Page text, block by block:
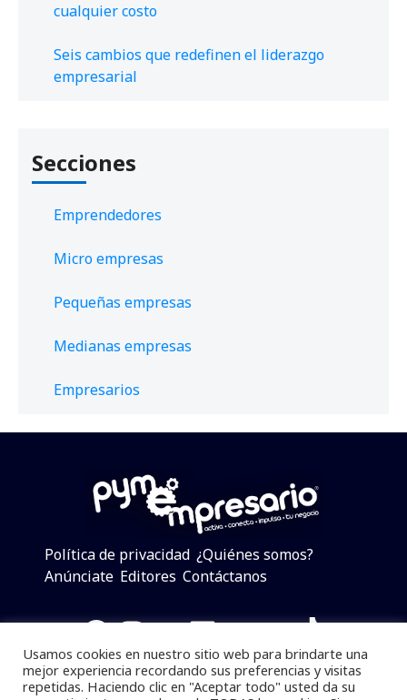
cualquier costo
Seis cambios que redefinen el liderazgo
empresarial
Secciones
Emprendedores
Micro empresas
Pequeñas empresas
Medianas empresas
Empresarios
Política de privacidad ¿Quiénes somos?
Anúnciate Editores Contáctanos
Facebook
Instagram
Twitter
LinkedIn
Telegram
YouTube
TikTok
Usamos cookies en nuestro sitio web para brindarte una
mejor experiencia recordando sus preferencias y visitas
repetidas. Haciendo clic en "Aceptar todo" usted da su